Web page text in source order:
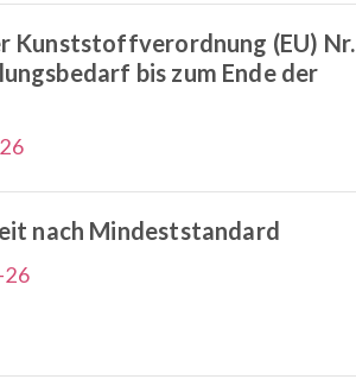
Kunststoffverordnung (EU) Nr.
bis zum Ende der
nach Mindeststandard
26